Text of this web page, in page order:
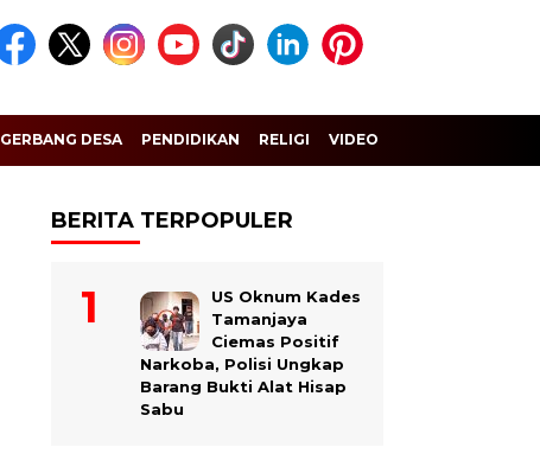
GERBANG DESA PENDIDIKAN RELIGI VIDEO
BERITA TERPOPULER
US Oknum Kades
Tamanjaya
Ciemas Positif
Narkoba, Polisi Ungkap
Barang Bukti Alat Hisap
Sabu